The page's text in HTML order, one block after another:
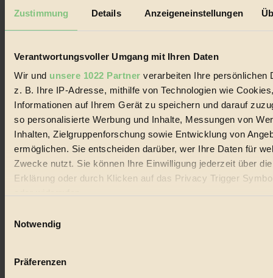
Zustimmung Details Anzeigeneinstellungen
Verantwortungsvoller Umgang mit Ihren Daten
Wir und unsere 1022 Partner verarbeiten Ihre persönlichen
z. B. Ihre IP-Adresse, mithilfe von Technologien wie
Informationen auf Ihrem Gerät zu speichern und darauf
so personalisierte Werbung und Inhalte, Messungen von
Inhalten, Zielgruppenforschung sowie Entwicklung von
ermöglichen. Sie entscheiden darüber, wer Ihre Daten für
Zwecke nutzt. Sie können Ihre Einwilligung jederzeit über
Erklärung oder durch Klicken auf das Privacy Trigger
Wenn Sie es erlauben, würden wir auch gerne:
Ihr Gerät durch aktives Scannen nach bestimmten
Notwendig
Präferenzen
Handels mit Bioprodukten, des Fair-Trade sowie der Branche
alternativer Energien.
Social Media
22.601 Fans auf Facebook
Folge uns auf Instagram
Themen
Bio
#
Vegan